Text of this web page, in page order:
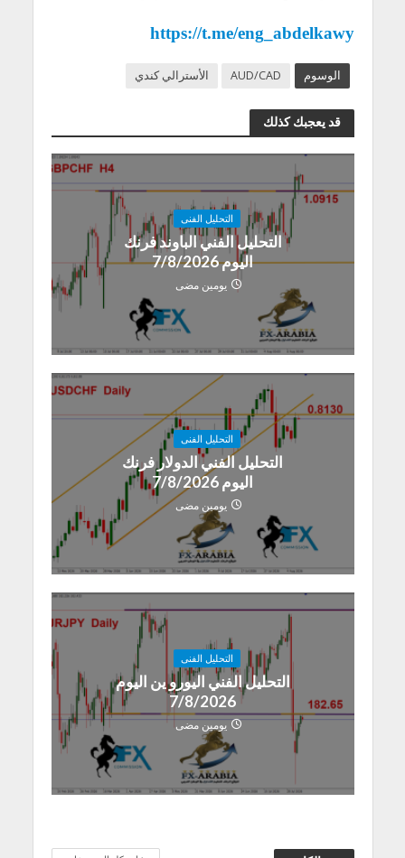
https://t.me/eng_abdelkawy
الوسوم AUD/CAD الأسترالي كندي
قد يعجبك كذلك
التحليل الفنى
التحليل الفني الباوند فرنك
اليوم 7/8/2026
يومين مضى
التحليل الفنى
التحليل الفني الدولار فرنك
اليوم 7/8/2026
يومين مضى
التحليل الفنى
التحليل الفني اليورو ين اليوم
7/8/2026
يومين مضى